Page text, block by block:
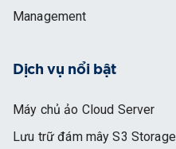
Management
Dịch vụ nổi bật
Máy chủ ảo Cloud Server
Lưu trữ đám mây S3 Storage